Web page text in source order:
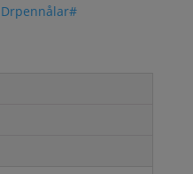
Drpennålar#